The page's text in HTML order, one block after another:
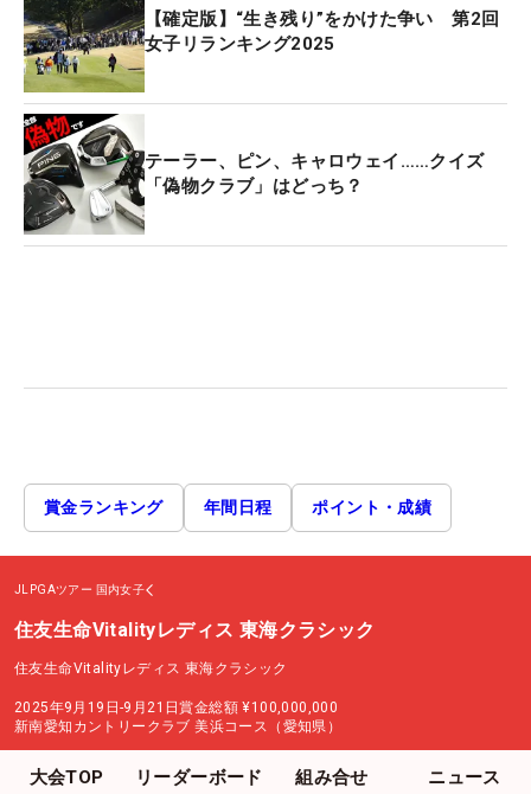
【確定版】“生き残り”をかけた争い 第2回
女子リランキング2025
テーラー、ピン、キャロウェイ……クイズ
「偽物クラブ」はどっち？
賞金ランキング 年間日程 ポイント・成績
JLPGAツアー 国内女子
住友生命Vitalityレディス 東海クラシック
住友生命Vitalityレディス 東海クラシック
2025年9月19日-9月21日賞金総額 ¥100,000,000
新南愛知カントリークラブ 美浜コース（愛知県）
大会TOP リーダーボード 組み合せ ニュース